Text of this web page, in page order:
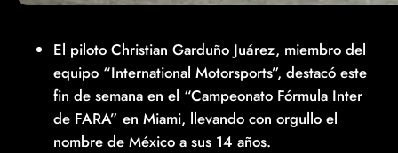
El piloto Christian Garduño Juárez, miembro del
equipo “International Motorsports”, destacó este
fin de semana en el “Campeonato Fórmula Inter
de FARA” en Miami, llevando con orgullo el
nombre de México a sus 14 años.